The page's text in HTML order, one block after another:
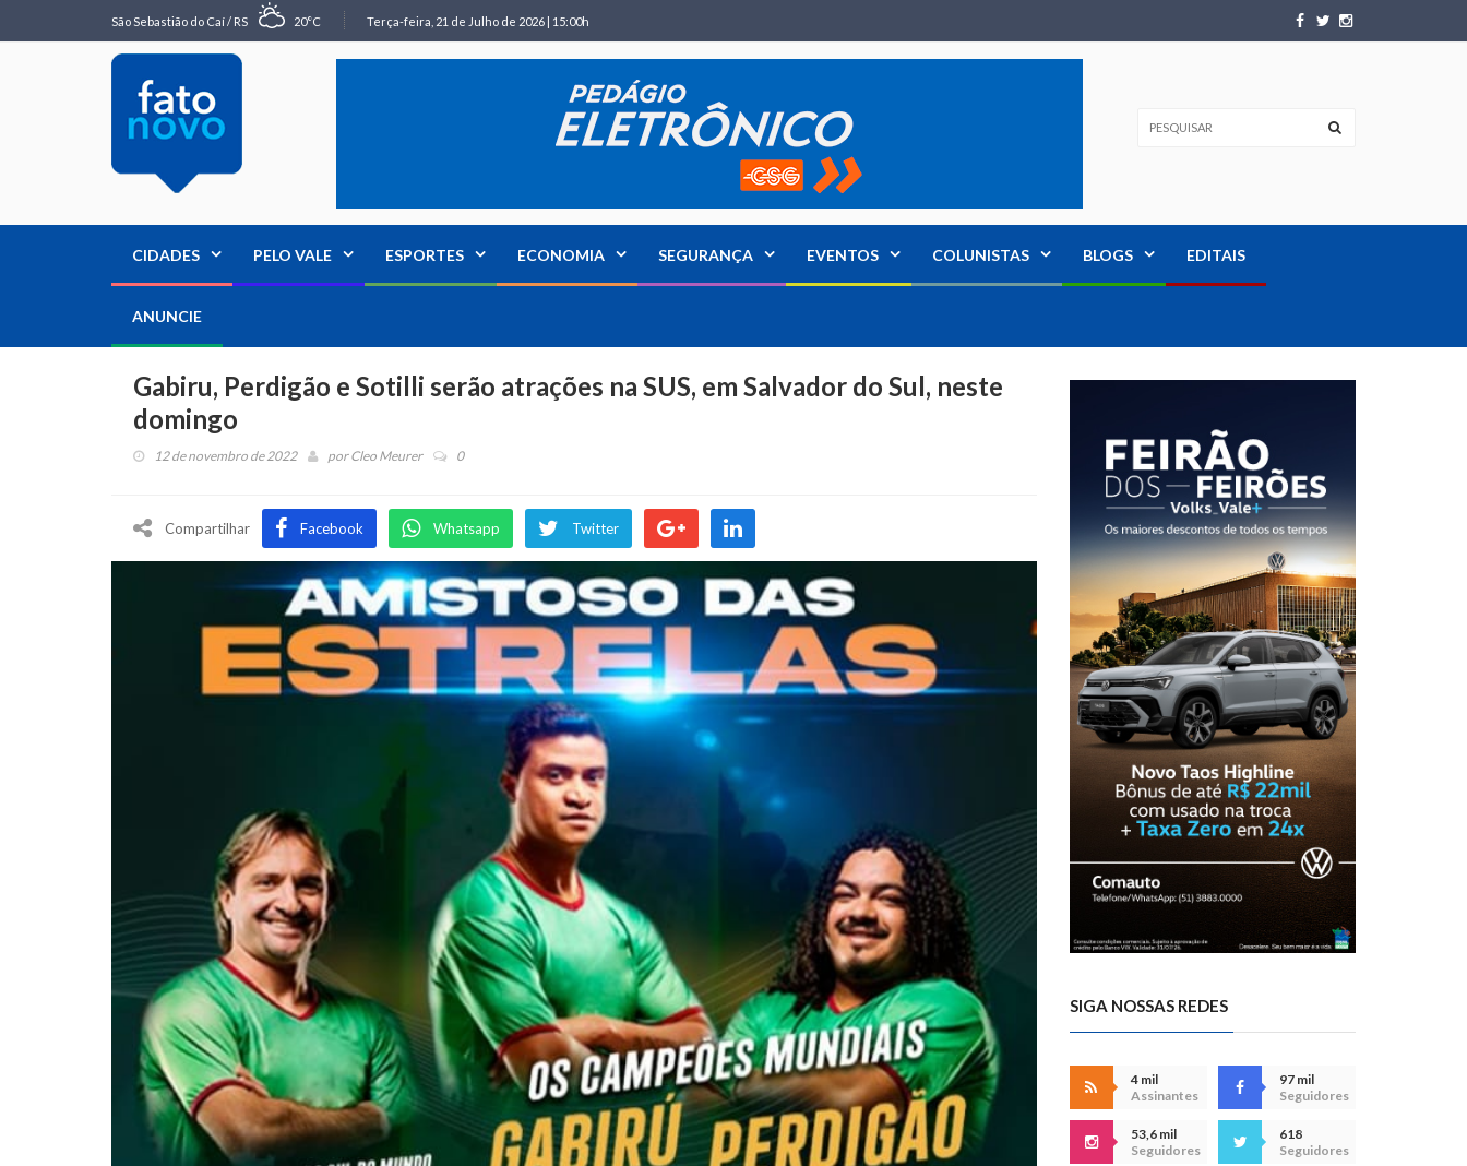
São Sebastião do Caí / RS 20°C Terça-feira, 21 de Julho de 2026 | 15:00h
CIDADES PELO VALE ESPORTES ECONOMIA SEGURANÇA EVENTOS COLUNISTAS BLOGS EDITAIS
ANUNCIE
Gabiru, Perdigão e Sotilli serão atrações na SUS, em Salvador do Sul, neste
domingo
12 de novembro de 2022 porCleo Meurer 0
Compartilhar Facebook Whatsapp Twitter
SIGA NOSSAS REDES
4 mil
Assinantes
97 mil
Seguidores
53,6 mil
Seguidores
618
Seguidores